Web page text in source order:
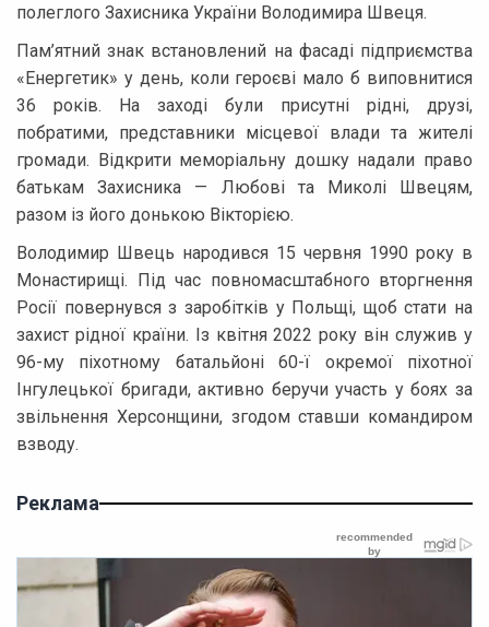
полеглого Захисника України Володимира Швеця.
Пам’ятний знак встановлений на фасаді підприємства
«Енергетик» у день, коли героєві мало б виповнитися
36 років. На заході були присутні рідні, друзі,
побратими, представники місцевої влади та жителі
громади. Відкрити меморіальну дошку надали право
батькам Захисника — Любові та Миколі Швецям,
разом із його донькою Вікторією.
Володимир Швець народився 15 червня 1990 року в
Монастирищі. Під час повномасштабного вторгнення
Росії повернувся з заробітків у Польщі, щоб стати на
захист рідної країни. Із квітня 2022 року він служив у
96-му піхотному батальйоні 60-ї окремої піхотної
Інгулецької бригади, активно беручи участь у боях за
звільнення Херсонщини, згодом ставши командиром
взводу.
Реклама